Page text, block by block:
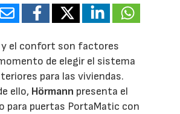
y el confort son factores
de elegir el sistema
para las viviendas.
ello, Hörmann presenta el
para puertas PortaMatic con